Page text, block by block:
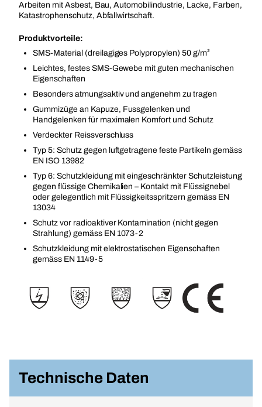
Arbeiten mit Asbest, Bau, Automobilindustrie, Lacke, Farben,
Katastrophenschutz, Abfallwirtschaft.
Produktvorteile:
SMS-Material (dreilagiges Polypropylen) 50 g/m²
Leichtes, festes SMS-Gewebe mit guten mechanischen
Eigenschaften
Besonders atmungsaktiv und angenehm zu tragen
Gummizüge an Kapuze, Fussgelenken und
Handgelenken für maximalen Komfort und Schutz
Verdeckter Reissverschluss
Typ 5: Schutz gegen luftgetragene feste Partikeln gemäss
EN ISO 13982
Typ 6: Schutzkleidung mit eingeschränkter Schutzleistung
gegen flüssige Chemikalien – Kontakt mit Flüssignebel
oder gelegentlich mit Flüssigkeitsspritzern gemäss EN
13034
Schutz vor radioaktiver Kontamination (nicht gegen
Strahlung) gemäss EN 1073-2
Schutzkleidung mit elektrostatischen Eigenschaften
gemäss EN 1149-5
Technische Daten